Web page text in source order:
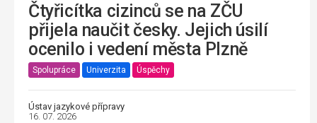
Čtyřicítka cizinců se na ZČU
přijela naučit česky. Jejich úsilí
ocenilo i vedení města Plzně
Spolupráce Univerzita Úspěchy
Ústav jazykové přípravy
16. 07. 2026